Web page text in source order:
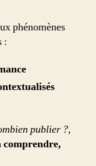
phénomènes
:
publier ?,
comprendre,